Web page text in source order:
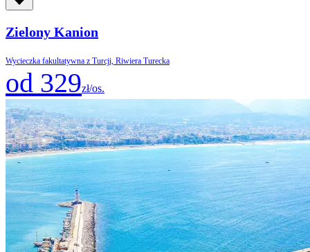
Zielony Kanion
Wycieczka fakultatywna z Turcji, Riwiera Turecka
od 329zł/os.